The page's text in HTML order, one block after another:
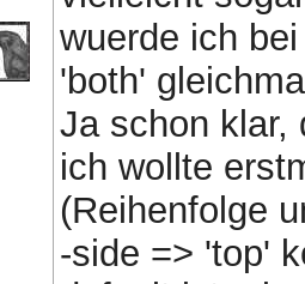
wuerde ich
'both'
Ja schon klar,
ich wollte
(Reihenfolge
-side => 'top'